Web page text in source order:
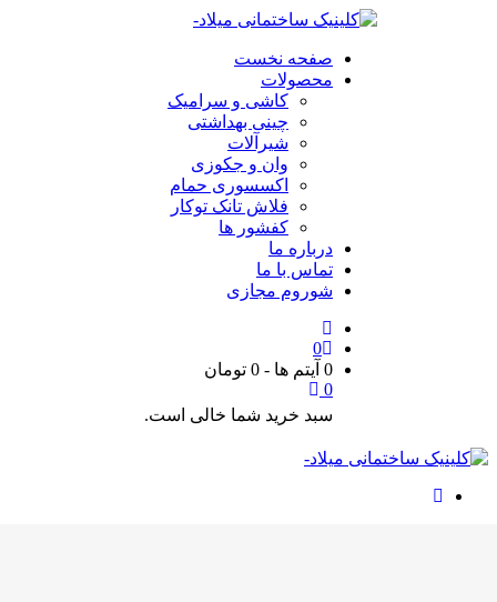
صفحه نخست
محصولات
کاشی و سرامیک
چینی بهداشتی
شیرآلات
وان و جکوزی
اکسسوری حمام
فلاش تانک توکار
کفشور ها
درباره ما
تماس با ما
شوروم مجازی
0
0 آیتم ها
-
0 تومان
0
سبد خرید شما خالی است.